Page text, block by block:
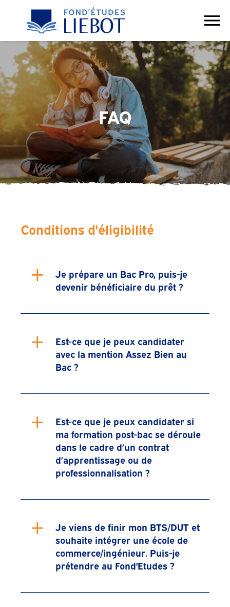
Contact
FAQ
Conditions d'éligibilité
+
Je prépare un Bac Pro, puis-je
devenir bénéficiaire du prêt ?
+
Est-ce que je peux candidater
avec la mention Assez Bien au
Bac ?
+
Est-ce que je peux candidater si
ma formation post-bac se déroule
dans le cadre d’un contrat
d’apprentissage ou de
professionnalisation ?
+
Je viens de finir mon BTS/DUT et
souhaite intégrer une école de
commerce/ingénieur. Puis-je
prétendre au Fond'Etudes ?